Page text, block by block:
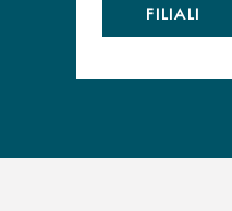
FILIALI